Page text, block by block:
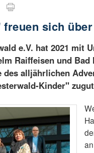
sich
e.V. hat 2021 mit
Raiffeisen und
des alljährlichen
Kinder"